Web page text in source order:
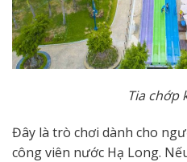
Tia chớp
Đây là trò chơi dành cho
công viên nước Hạ Long.